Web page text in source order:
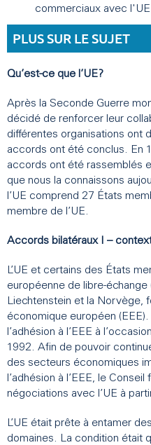
commerciaux avec
PLUS SUR LE SUJET
Qu’est-ce que l’UE?
Après la Seconde Guerre
décidé de renforcer leur
différentes organisations ont
accords ont été conclus. En
accords ont été rassemblés
que nous la connaissons
l’UE comprend 27 États
membre de l’UE.
Accords bilatéraux I –
L’UE et certains des États
européenne de libre-échange
Liechtenstein et la Norvège,
économique européen
l’adhésion à l’EEE à
1992. Afin de pouvoir
des secteurs économiques
l’adhésion à l’EEE, le
négociations avec l’UE à
L’UE était prête à entamer
domaines. La condition était